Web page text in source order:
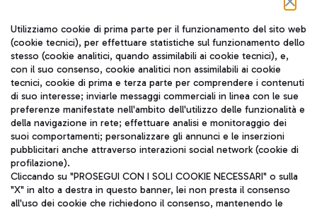
Fast Food
Treno
Raggiungi velocemente l'aeroporto di Fiumicino da Roma
tramite i servizi ferroviari Trenitalia.
Seguici sui social
TRAVEL JOURNAL
ITA
Utilizziamo cookie di prima parte per il funzionamento del sito web
(cookie tecnici), per effettuare statistiche sul funzionamento dello
stesso (cookie analitici, quando assimilabili ai cookie tecnici), e,
con il suo consenso, cookie analitici non assimilabili ai cookie
tecnici, cookie di prima e terza parte per comprendere i contenuti
di suo interesse; inviarle messaggi commerciali in linea con le sue
preferenze manifestate nell'ambito dell'utilizzo delle funzionalità e
della navigazione in rete; effettuare analisi e monitoraggio dei
suoi comportamenti; personalizzare gli annunci e le inserzioni
pubblicitari anche attraverso interazioni social network (cookie di
profilazione).
Cliccando su "PROSEGUI CON I SOLI COOKIE NECESSARI" o sulla
"X" in alto a destra in questo banner, lei non presta il consenso
all'uso dei cookie che richiedono il consenso, mantenendo le